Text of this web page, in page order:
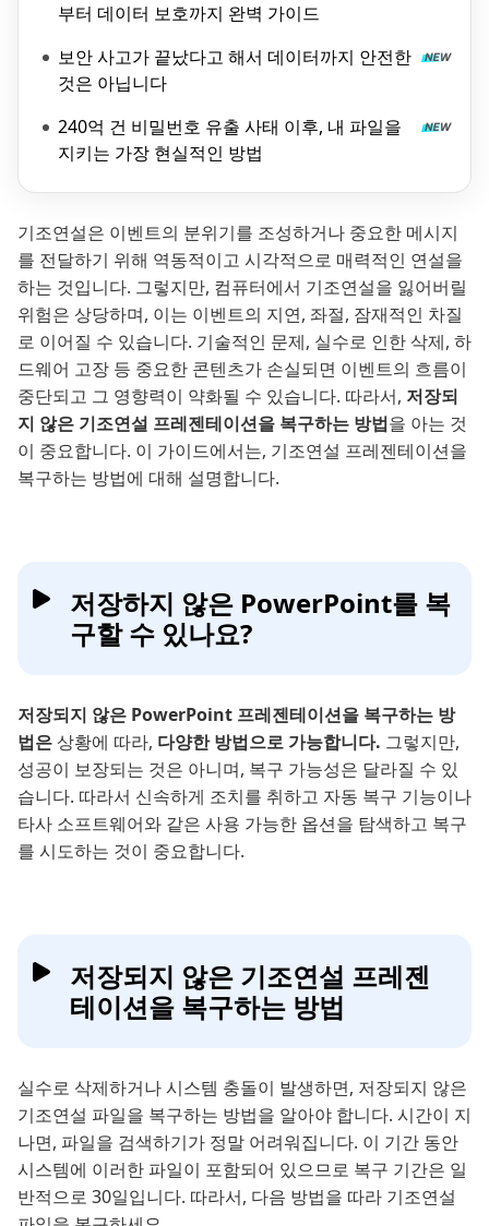
부터 데이터 보호까지 완벽 가이드
보안 사고가 끝났다고 해서 데이터까지 안전한
것은 아닙니다
240억 건 비밀번호 유출 사태 이후, 내 파일을
지키는 가장 현실적인 방법
기조연설은 이벤트의 분위기를 조성하거나 중요한 메시지
를 전달하기 위해 역동적이고 시각적으로 매력적인 연설을
하는 것입니다. 그렇지만, 컴퓨터에서 기조연설을 잃어버릴
위험은 상당하며, 이는 이벤트의 지연, 좌절, 잠재적인 차질
로 이어질 수 있습니다. 기술적인 문제, 실수로 인한 삭제, 하
드웨어 고장 등 중요한 콘텐츠가 손실되면 이벤트의 흐름이
중단되고 그 영향력이 약화될 수 있습니다. 따라서, 저장되
지 않은 기조연설 프레젠테이션을 복구하는 방법을 아는 것
이 중요합니다. 이 가이드에서는, 기조연설 프레젠테이션을
복구하는 방법에 대해 설명합니다.
저장하지 않은 PowerPoint를 복
구할 수 있나요?
저장되지 않은 PowerPoint 프레젠테이션을 복구하는 방
법은 상황에 따라, 다양한 방법으로 가능합니다. 그렇지만,
성공이 보장되는 것은 아니며, 복구 가능성은 달라질 수 있
습니다. 따라서 신속하게 조치를 취하고 자동 복구 기능이나
타사 소프트웨어와 같은 사용 가능한 옵션을 탐색하고 복구
를 시도하는 것이 중요합니다.
저장되지 않은 기조연설 프레젠
테이션을 복구하는 방법
실수로 삭제하거나 시스템 충돌이 발생하면, 저장되지 않은
기조연설 파일을 복구하는 방법을 알아야 합니다. 시간이 지
나면, 파일을 검색하기가 정말 어려워집니다. 이 기간 동안
시스템에 이러한 파일이 포함되어 있으므로 복구 기간은 일
반적으로 30일입니다. 따라서, 다음 방법을 따라 기조연설